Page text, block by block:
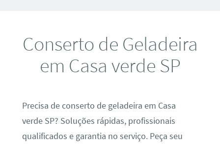
Conserto de Geladeira
em Casa verde SP
Precisa de conserto de geladeira em Casa
verde SP? Soluções rápidas, profissionais
qualificados e garantia no serviço. Peça seu